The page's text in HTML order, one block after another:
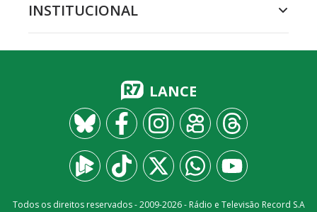
INSTITUCIONAL
LANCE
Todos os direitos reservados - 2009-2026- Rádio e Televisão Record S.A